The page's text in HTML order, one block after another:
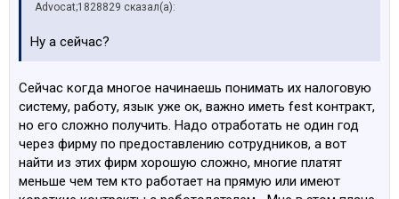
Advocat;1828829 сказал(а):
Ну а сейчас?
Сейчас когда многое начинаешь понимать их налоговую
систему, работу, язык уже ок, важно иметь fest контракт,
но его сложно получить. Надо отработать не один год
через фирму по предоставлению сотрудников, а вот
найти из этих фирм хорошую сложно, многие платят
меньше чем тем кто работает на прямую или имеют